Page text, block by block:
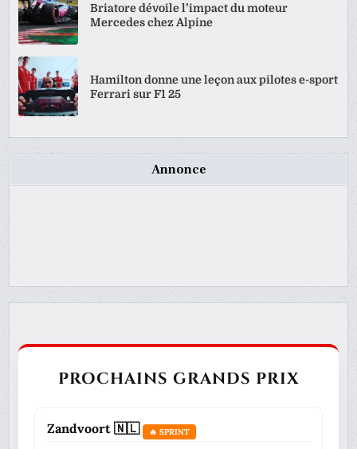
Briatore dévoile l’impact du moteur
Mercedes chez Alpine
Hamilton donne une leçon aux pilotes e-sport
Ferrari sur F1 25
Annonce
PROCHAINS GRANDS PRIX
Zandvoort 🇳🇱 🔥 SPRINT